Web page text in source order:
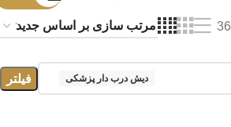
36
دیش درب دار پزشکی فیلتر